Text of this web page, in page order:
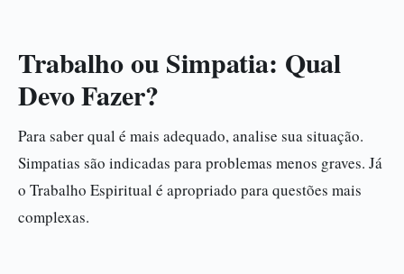
Trabalho ou Simpatia: Qual
Devo Fazer?
Para saber qual é mais adequado, analise sua situação.
Simpatias são indicadas para problemas menos graves. Já
o Trabalho Espiritual é apropriado para questões mais
complexas.